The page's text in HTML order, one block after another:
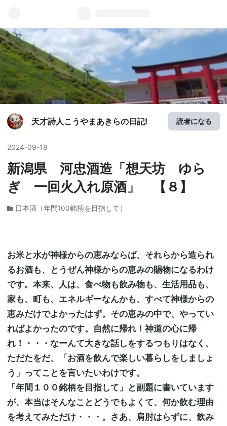
天才詩人こうやまあきらの日記! 読者になる
2024-09-18
新潟県 河忠酒造「想天坊 ゆら
ぎ 一回火入れ原酒」 【８】
日本酒（年間100銘柄を目指して）
お米と水が神様からの恵みならば、それらから造られ
るお酒も、とうぜん神様からの恵みの賜物になるわけ
です。本来、人は、食べ物も飲み物も、生活用品も、
家も、町も、エネルギーなんかも、すべて神様からの
恵みだけでよかったはず。その恵みの中で、やってい
ればよかったのです。自然に帰れ！ 神道の心に帰
れ！・・・なーんて大きな話しをするつもりはなく、
ただたをだ、「お酒を飲んで楽しい暮らしをしましょ
う」ってことを言いたいわけです。
「年間１００銘柄を目指して」と副題に書いています
が、本当はそんなことどうでもよくて、何か飲む理由
を考えてみただけ・・・。さあ、肩肘はらずに、飲み